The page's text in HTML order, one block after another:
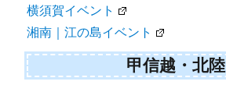
横須賀イベント
湘南｜江の島イベント
甲信越・北陸